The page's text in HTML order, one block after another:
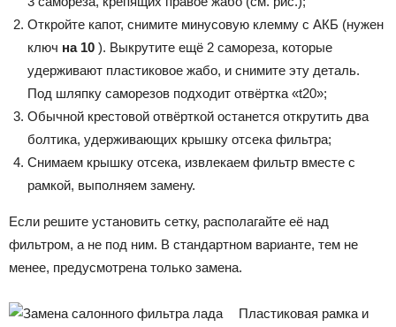
Откройте капот, снимите минусовую клемму с АКБ (нужен
ключ на 10 ). Выкрутите ещё 2 самореза, которые
удерживают пластиковое жабо, и снимите эту деталь.
Под шляпку саморезов подходит отвёртка «t20»;
Обычной крестовой отвёрткой останется открутить два
болтика, удерживающих крышку отсека фильтра;
Снимаем крышку отсека, извлекаем фильтр вместе с
рамкой, выполняем замену.
Если решите установить сетку, располагайте её над
фильтром, а не под ним. В стандартном варианте, тем не
менее, предусмотрена только замена.
Пластиковая рамка и